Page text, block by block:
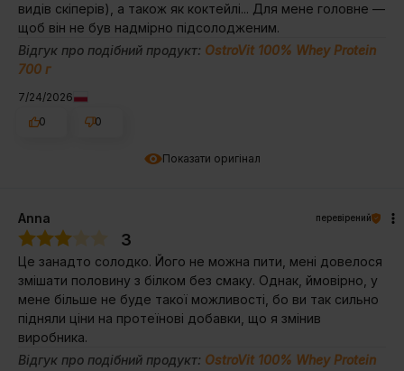
Показати оригінал
видів скіперів), а також як коктейлі... Для мене головне —
щоб він не був надмірно підсолодженим.
Відгук про подібний продукт: OstroVit 100% Whey Protein
700 г
7/24/2026
0
0
Anna перевірений
3
Це занадто солодко. Його не можна пити, мені довелося
змішати половину з білком без смаку. Однак, ймовірно, у
мене більше не буде такої можливості, бо ви так сильно
підняли ціни на протеїнові добавки, що я змінив
виробника.
Відгук про подібний продукт: OstroVit 100% Whey Protein